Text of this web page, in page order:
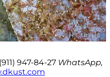
947-84-27 WhatsApp,